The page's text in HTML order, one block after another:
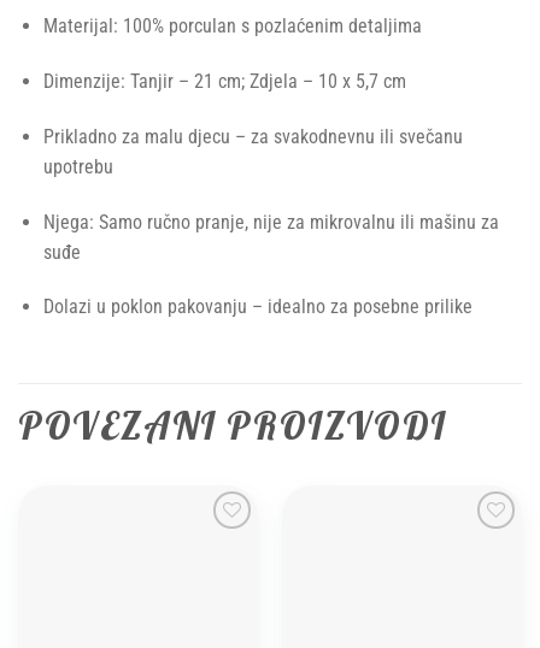
Materijal: 100% porculan s pozlaćenim detaljima
Dimenzije: Tanjir – 21 cm; Zdjela – 10 x 5,7 cm
Prikladno za malu djecu – za svakodnevnu ili svečanu
upotrebu
Njega: Samo ručno pranje, nije za mikrovalnu ili mašinu za
suđe
Dolazi u poklon pakovanju – idealno za posebne prilike
POVEZANI PROIZVODI